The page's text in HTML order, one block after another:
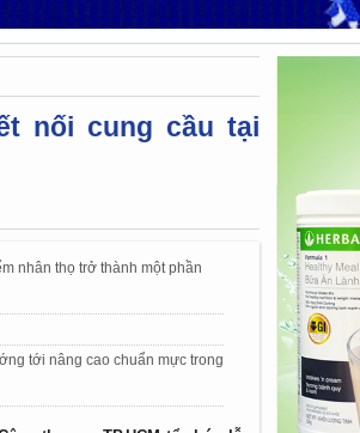
nối cung cầu tại
nhân thọ trở thành một phần
tới nâng cao chuẩn mực trong